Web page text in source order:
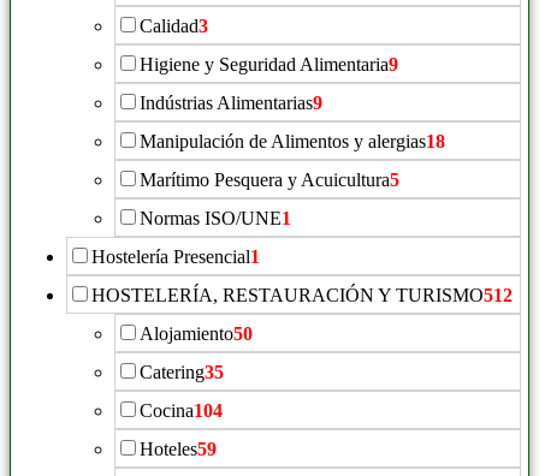
Calidad3
Higiene y Seguridad Alimentaria9
Indústrias Alimentarias9
Manipulación de Alimentos y alergias18
Marítimo Pesquera y Acuicultura5
Normas ISO/UNE1
Hostelería Presencial1
HOSTELERÍA, RESTAURACIÓN Y TURISMO512
Alojamiento50
Catering35
Cocina104
Hoteles59